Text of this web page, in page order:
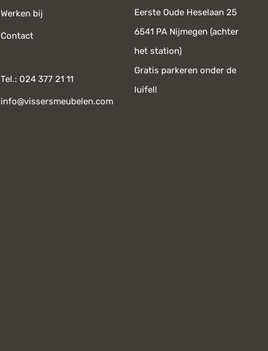
Werken bij
Contact
Tel.: 024 377 21 11
info@vissersmeubelen.com
Eerste Oude Heselaan 25
6541 PA Nijmegen (achter
het station)
Gratis parkeren onder de
luifel!